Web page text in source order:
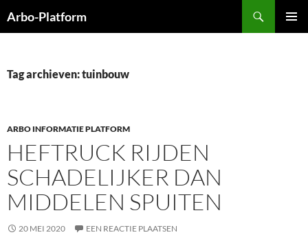
naar
Arbo-Platform
Tag archieven: tuinbouw
ARBO INFORMATIE PLATFORM
HEFTRUCK RIJDEN
SCHADELIJKER DAN
MIDDELEN SPUITEN
20 MEI 2020 EEN REACTIE PLAATSEN